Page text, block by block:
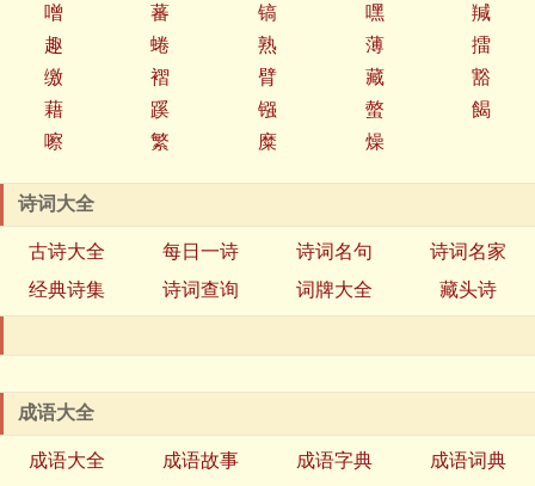
噌
蕃 镐 嘿
羬
趣
蜷 熟 薄
擂
缴
褶 臂 藏
豁
藉
蹊 镪 螫
餲
嚓
繁 糜 燥
诗词大全
古诗大全 每日一诗 诗词名句
诗词名家
经典诗集
诗词查询 词牌大全 藏头诗
成语大全
成语大全 成语故事 成语字典
成语词典